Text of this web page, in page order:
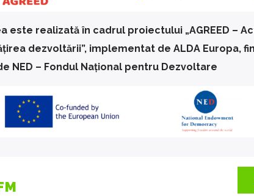
este realizată în cadrul proiectului „AGREED –
dezvoltării”, implementat de ALDA Europa,
NED – Fondul Național pentru Dezvoltare